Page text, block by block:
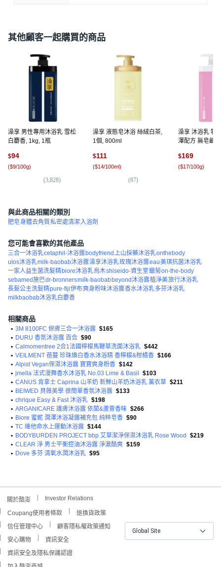
其他顧客一起購買的商品
澡享 男性專用沐浴乳 雪松
白麝香, 1kg, 1瓶
$94
($9/100g)
(3,828)
澡享 液態皂沐浴 絲絨白茶,
1個, 800ml
$111
($14/100ml)
(87)
澡享 沐浴乳 牡
澤配方 無皂鹼
$169
($17/100g)
與此商品相關的類別
肥皂身體去角質私密處清潔 入浴劑
您可能會喜歡的其他產品
三合一沐浴乳cetaphil-沐浴露bodyfriend 上山採藥沐浴乳onthebody
ulos沐浴乳milk-baobab沐浴露澡享沐浴乳玫瑰沐浴露eau美琪抗菌沐浴乳
一家人益生菌洗髮精biore沐浴乳烏木shiseido-資生堂蠟菊on-the-body
sebamed施巴dr-bronnersmilk-baobabbeyond沐浴露植淨美旅行沐浴乳
長髮公主洗髮精pure-fiji伊布爽身粉味沐浴露香水沐浴乳多芬沐浴乳
milkbaobab沐浴乳白麝香
相關商品
• 3M 8100FC 保膚三合一沐浴露 $165
• DURU 香氛沐浴露 百合 $90
• Calmomentree 2合1法國檸檬馬鞭草洗面沐浴乳 $442
• VEILMENT 蓓蔓 珍珠煥白香水沐浴精 香檸檬&柑橘香 $166
• Alpist Vegan保濕沐浴露 寶寶爽身粉香 $142
• jmella 法式漫舞香水沐浴乳 No.03 Lime & Basil
$103
• CANUS 肯拿士 Caprina 山羊奶 新鮮山羊奶沐浴乳 薰衣草 $211
• BEIWED 貝薇美學 很簡單香氛沐浴露 $133
• chrique Easy & Fast 沐浴乳 $198
• ARGANICARE 護膚沐浴露 依蘭&蘆薈香味 $266
• Biore 蜜妮 潤澤沐浴凝露補充包 純粹皂香 $90
• TC 維他命水上運動沐浴露 $144
• BODYBURDEN PROJECT bbp 艾草潔淨保濕沐浴乳 Rose Wood
$219
• CLEAR 淨 男士平衡控油沐浴露 淨澈酷爽 $159
• Dove 多芬 清氧水潤沐浴乳 $95
關於酷澎 Investor Relations
Coupang使用者條款
退換貨政策
信任管理中心
顧客隱私權政策通知
安心購物
資訊安全
資訊安全及隱私保護認證
Global Site